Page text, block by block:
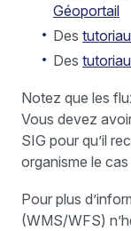
Géoportail
Des
Des
Notez que les
Vous devez
SIG pour qu’il
organisme le
Pour plus
(WMS/WFS)